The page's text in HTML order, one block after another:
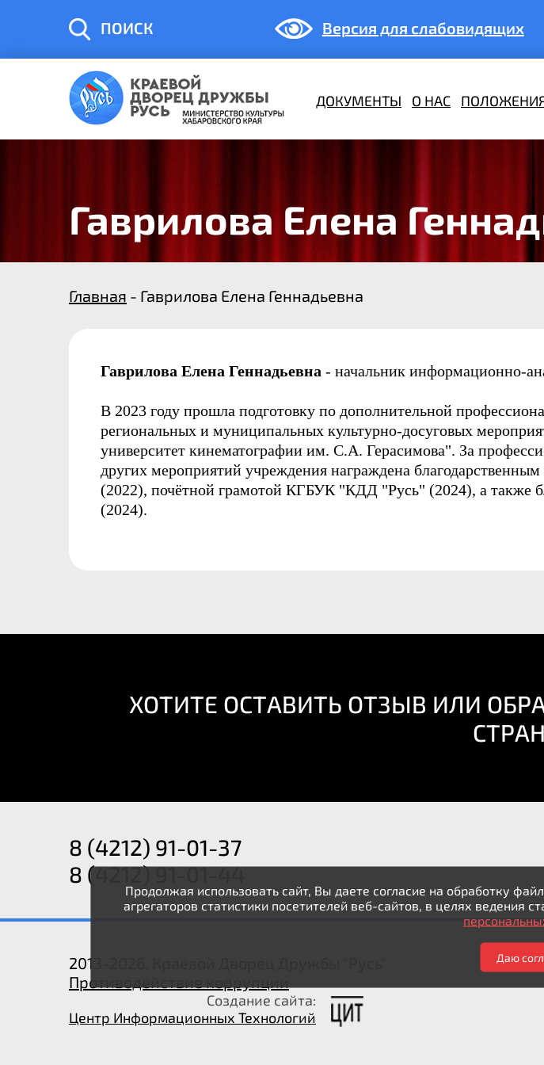
ПОИСК Версия для слабовидящих
ДОКУМЕНТЫ О НАС
Гаврилова Елена
Главная - Гаврилова Елена Геннадьевна
Гаврилова Елена Геннадьевна - начальник информационно-
В 2023 году прошла подготовку по дополнительной
региональных и муниципальных культурно-досуговых
университет кинематографии им. С.А. Герасимова". За
других мероприятий учреждения награждена
(2022), почётной грамотой КГБУК "КДД "Русь" (2024), а также
(2024).
ХОТИТЕ ОСТАВИТЬ ОТЗЫВ ИЛИ
8 (4212) 91-01-37
8 (4212) 91-01-44
2013-2026. Краевой Дворец Дружбы "Русь"
Противодействие коррупции
Создание сайта:
Центр Информационных Технологий
Продолжая использовать сайт, Вы даете согласие на обработку
агрегаторов статистики посетителей веб-сайтов, в целях ведения
Даю